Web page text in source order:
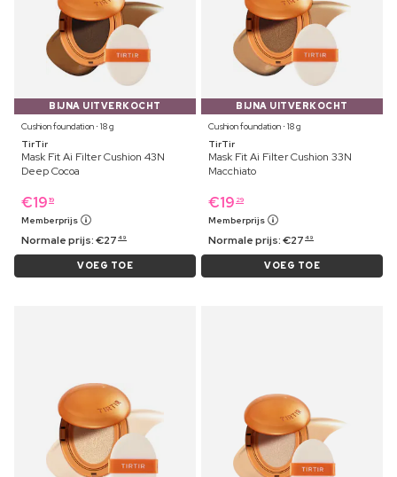
BIJNA UITVERKOCHT
Cushion foundation ⋅ 18 g
TirTir
Mask Fit Ai Filter Cushion 43N
Deep Cocoa
€19 19
Memberprijs
Normale prijs:€27 49
VOEG TOE
BIJNA UITVERKOCHT
Cushion foundation ⋅ 18 g
TirTir
Mask Fit Ai Filter Cushion 33N
Macchiato
€19 29
Memberprijs
Normale prijs:€27 49
VOEG TOE